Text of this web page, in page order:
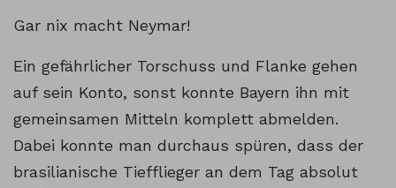
Gar nix macht Neymar!
Ein gefährlicher Torschuss und Flanke gehen
auf sein Konto, sonst konnte Bayern ihn mit
gemeinsamen Mitteln komplett abmelden.
Dabei konnte man durchaus spüren, dass der
brasilianische Tiefflieger an dem Tag absolut